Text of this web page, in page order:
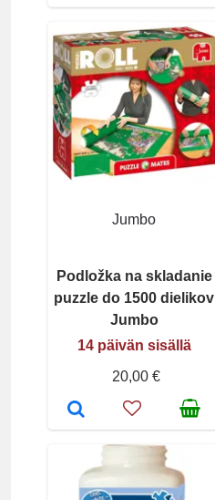
Jumbo
Podložka na skladanie
puzzle do 1500 dielikov
Jumbo
14 päivän sisällä
20,00 €